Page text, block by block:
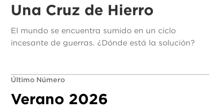
Una Cruz de Hierro
El mundo se encuentra sumido en un ciclo
incesante de guerras. ¿Dónde está la solución?
Último Número
Verano 2026